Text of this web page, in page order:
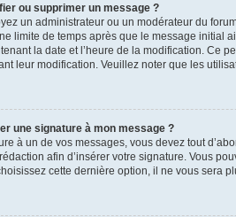
ou supprimer un message ?
un administrateur ou un modérateur du
limite de temps après que le message initial
la date et l’heure de la modification. Ce
leur modification. Veuillez noter que les
une signature à mon message ?
à un de vos messages, vous devez tout
afin d’insérer votre signature. Vous
cette dernière option, il ne vous sera